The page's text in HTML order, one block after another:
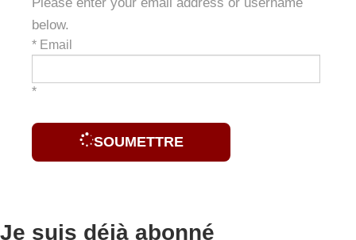
below.
* Email
*
SOUMETTRE
Je suis déjà abonné